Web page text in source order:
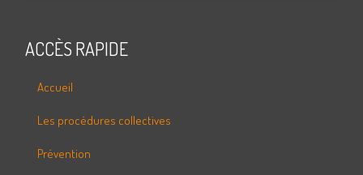
ACCÈS RAPIDE
Accueil
Les procédures collectives
Prévention